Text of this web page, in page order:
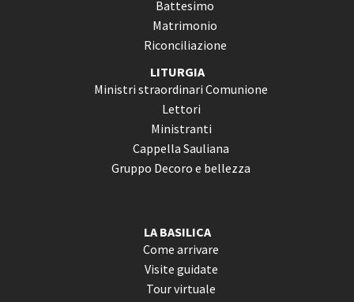
Battesimo
Matrimonio
Riconciliazione
LITURGIA
Ministri straordinari Comunione
Lettori
Ministranti
Cappella Sauliana
Gruppo Decoro e bellezza
LA BASILICA
Come arrivare
Visite guidate
Tour virtuale